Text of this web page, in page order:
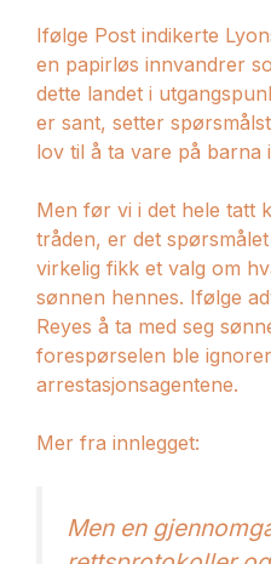
Ifølge Post indikerte
en papirløs innvandrer
dette landet i
er sant, setter
lov til å ta vare på barna
Men før vi i det hele tatt
tråden, er det
virkelig fikk et valg om
sønnen hennes. Ifølge
Reyes å ta med seg
forespørselen ble
arrestasjonsagentene.
Mer fra innlegget:
Men en